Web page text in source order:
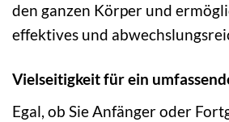
den ganzen Körper und
effektives und
Vielseitigkeit für ein
Egal, ob Sie Anfänger oder